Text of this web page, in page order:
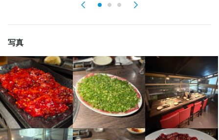
写真
包丁さばき
店名
博多焼肉 玄風館 龍